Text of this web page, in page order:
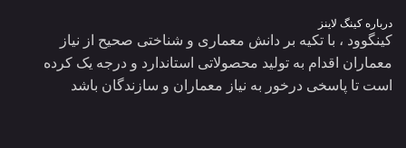
درباره کینگ لاینز
کینگوود ، با تکیه بر دانش معماری و شناختی صحیح از نیاز
معماران اقدام به تولید محصولاتی استاندارد و درجه یک کرده
است تا پاسخی درخور به نیاز معماران و سازندگان باشد